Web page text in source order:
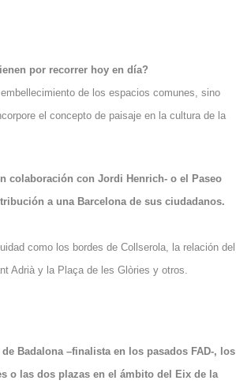
por recorrer hoy en día?
de los espacios comunes, sino
el concepto de paisaje en la cultura de la
colaboración con Jordi Henrich- o el Paseo
a una Barcelona de sus ciudadanos.
como los bordes de Collserola, la relación del
Adrià y la Plaça de les Glòries y otros.
Badalona –finalista en los pasados FAD-, los
o las dos plazas en el ámbito del Eix de la